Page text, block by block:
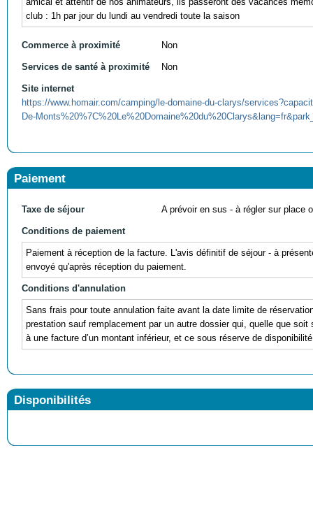
club : 1h par jour du lundi au vendredi toute la saison
Commerce à proximité Non
Services de santé à proximité Non
Site internet
https://www.homair.com/camping/le-domaine-du-clarys/
De-
Paiement
Taxe de séjour A prévoir en sus - à régler sur place
Conditions de paiement
Paiement à réception de la facture. L'avis définitif de séjour - à
envoyé qu'après réception du paiement.
Conditions d'annulation
Sans frais pour toute annulation faite avant la date limite de
prestation sauf remplacement par un autre dossier qui, quelle que soit
à une facture d’un montant inférieur, et ce sous réserve de
Disponibilités